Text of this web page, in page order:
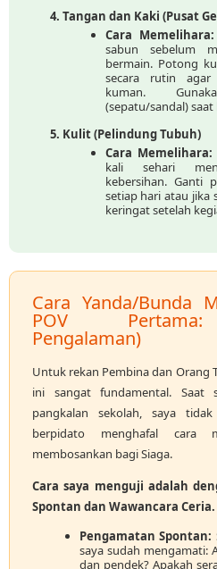
Tangan dan Kaki (Pusat
Cara Memelihara:
sabun sebelum
bermain. Potong
secara rutin
kuman.
(sepatu/sandal)
Kulit (Pelindung Tubuh)
Cara Memelihara:
kali sehari
kebersihan. Ganti
setiap hari atau jika
keringat setelah
Cara Yanda/Bunda
POV Pertama:
Pengalaman)
Untuk rekan Pembina dan Orang
ini sangat fundamental. Saat
pangkalan sekolah, saya
berpidato menghafal
membosankan bagi Siaga.
Cara saya menguji adalah
Spontan dan Wawancara Ceria.
Pengamatan Spontan:
saya sudah mengamati:
dan pendek? Apakah